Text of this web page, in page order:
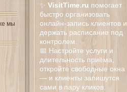
мы
✨ VisitTime.ru помогает
быстро организовать
онлайн-запись клиентов и
держать расписание под
контролем.
📅 Настройте услуги и
длительность приёма,
откройте свободные окна
— и клиенты запишутся
сами в пару кликов.